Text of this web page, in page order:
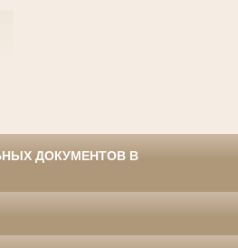
ДОКУМЕНТОВ В